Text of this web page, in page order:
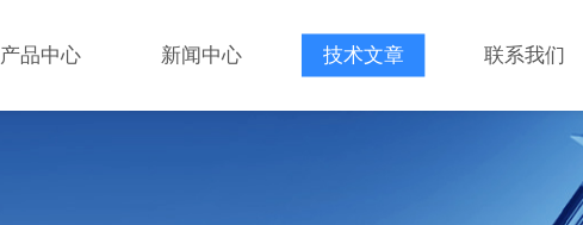
产品中心 新闻中心 技术文章 联系我们